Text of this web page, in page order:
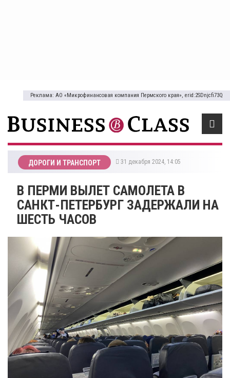
Реклама: АО «Микрофинансовая компания Пермского края», erid:2SDnjcfi73Q
ДОРОГИ И ТРАНСПОРТ 31 декабря 2024, 14:05
В ПЕРМИ ВЫЛЕТ САМОЛЕТА В
САНКТ-ПЕТЕРБУРГ ЗАДЕРЖАЛИ НА
ШЕСТЬ ЧАСОВ